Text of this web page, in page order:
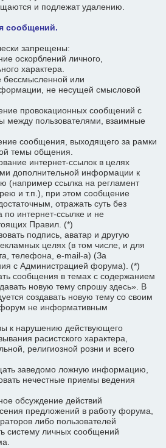
и подлежат удалению.
сообщений.
запрещены:
оскорблений личного,
характера.
или
не несущей смысловой
провокационных сообщений с
между пользователями, взаимные
сообщения, выходящего за рамки
темы общения.
интернет-ссылок в целях
дополнительной информации к
(например ссылка на регламент
и т.п.), при этом сообщение
отражать суть без
по интернет-ссылке и не
Правил. (*)
подпись, аватар и другую
целях (в том числе, и для
телефона, e-mail-а) (За
с Администрацией форума). (*)
сообщения в темах с содержанием
новую тему спрошу здесь». В
создавать новую тему со своим
не информативным
к нарушению действующего
расистского характера,
религиозной розни и всего
заведомо ложную информацию,
нечестные приемы ведения
обсуждение действий
предложений в работу форума,
либо пользователей
систему личных сообщений